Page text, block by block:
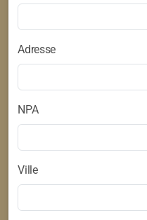
Adresse
NPA
Ville